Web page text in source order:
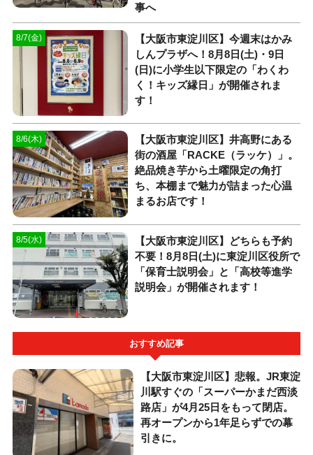
事へ
8/7(金)
【大阪市東淀川区】今週末はかみ
しんプラザへ！8月8日(土)・9日
(日)に小学生以下限定の「わくわ
く！キッズ縁日」が開催されま
す！
8/6(木)
【大阪市東淀川区】井高野にある
街の酒屋「RACKE（ラッケ）」。
絶品焼き芋から土曜限定の角打
ち、本棚まで魅力が詰まった心温
まるお店です！
8/5(水)
【大阪市東淀川区】どちらも予約
不要！8月8日(土)に東淀川区役所で
「保育士説明会」と「高校等進学
説明会」が開催されます！
おすすめ記事
【大阪市東淀川区】悲報。JR東淀
川駅すぐの「スーパーかまだ西淡
路店」が4月25日をもって閉店。
再オープンから1年足らずでの幕
引きに。